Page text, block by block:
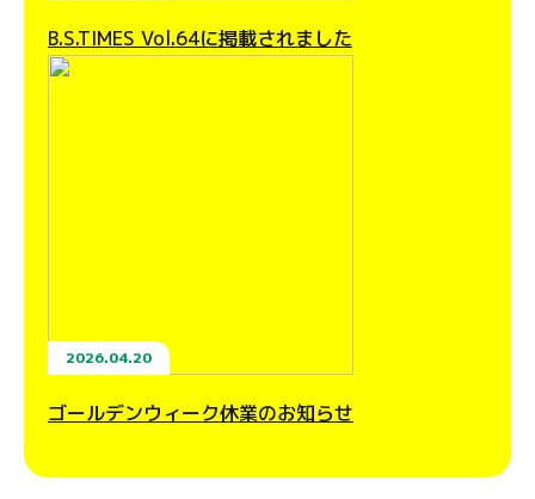
B.S.TIMES Vol.64に掲載されました
2026.04.20
ゴールデンウィーク休業のお知らせ